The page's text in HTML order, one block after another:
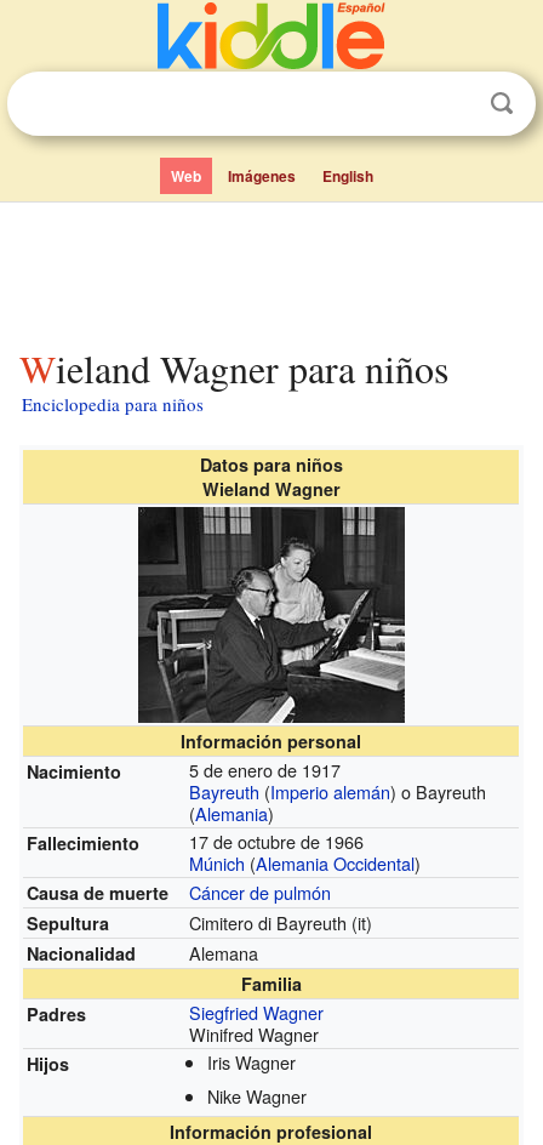
Web Imágenes English
Wieland Wagner para niños
Enciclopedia para niños
Datos para niños
Wieland Wagner
Información personal
Nacimiento
5 de enero de 1917
Bayreuth (Imperio alemán) o Bayreuth
(Alemania)
Fallecimiento
17 de octubre de 1966
Múnich (Alemania Occidental)
Causa de muerte Cáncer de pulmón
Sepultura Cimitero di Bayreuth (it)
Nacionalidad Alemana
Familia
Padres
Siegfried Wagner
Winifred Wagner
Hijos
Iris Wagner
Nike Wagner
Información profesional